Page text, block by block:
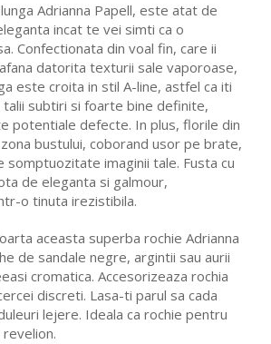
Adrianna Papell, este atat de
incat te vei simti ca o
Confectionata din voal fin, care ii
datorita texturii sale vaporoase,
este croita in stil A-line, astfel ca iti
talii subtiri si foarte bine definite,
potentiale defecte. In plus, florile din
bustului, coborand usor pe brate,
somptuozitate imaginii tale. Fusta cu
de eleganta si galmour,
o tinuta irezistibila.
aceasta superba rochie Adrianna
de sandale negre, argintii sau aurii
cromatica. Accesorizeaza rochia
discreti. Lasa-ti parul sa cada
lejere. Ideala ca rochie pentru